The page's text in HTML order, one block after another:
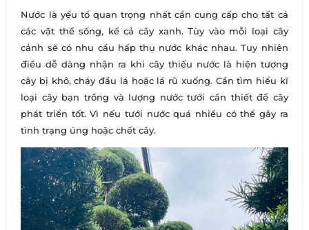
Nước là yếu tố quan trọng nhất cần cung cấp cho tất cả
các vật thể sống, kể cả cây xanh. Tùy vào mỗi loại cây
cảnh sẽ có nhu cầu hấp thụ nước khác nhau. Tuy nhiên
điều dễ dàng nhận ra khi cây thiếu nước là hiện tượng
cây bị khô, cháy đầu lá hoặc lá rũ xuống. Cần tìm hiểu kĩ
loại cây bạn trồng và lượng nước tưới cần thiết để cây
phát triển tốt. Vì nếu tưới nước quá nhiều có thể gây ra
tình trạng úng hoặc chết cây.